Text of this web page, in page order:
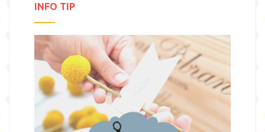
του
προϊόντος
INFO TIP